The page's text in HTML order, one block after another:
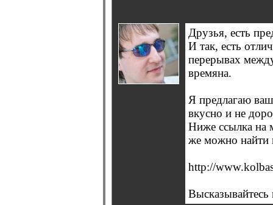
Друзья, есть
И так, есть
перерывах
времяна.
Я предлагаю
вкусно и не
Ниже ссылка на
же можно найти
http://
Высказывайтесь